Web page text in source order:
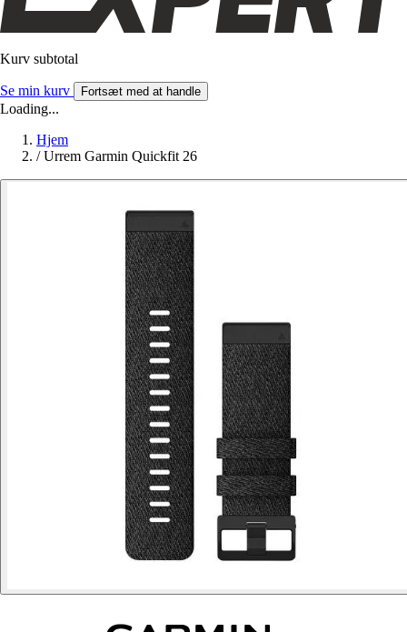
Kurv subtotal
Se min kurv Fortsæt med at handle
Loading...
Hjem
/ Urrem Garmin Quickfit 26